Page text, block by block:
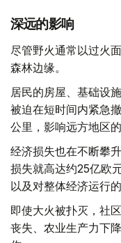
深远的影响
尽管野火通常以过火
森林边缘。
居民的房屋、基础设
被迫在短时间内紧急
公里，影响远方地区
经济损失也在不断攀
损失就高达约25亿欧
以及对整体经济运行的
即使大火被扑灭，社
丧失、农业生产力下